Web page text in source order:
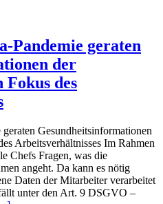
Pandemie geraten
der
Fokus des
Gesundheitsinformationen
Arbeitsverhältnisses Im Rahmen
Chefs Fragen, was die
angeht. Da kann es nötig
Daten der Mitarbeiter verarbeitet
unter den Art. 9 DSGVO –